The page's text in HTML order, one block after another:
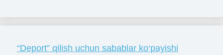
“Deport” qilish uchun sabablar ko‘payishi